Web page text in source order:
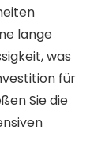
lange
was
für
Sie die